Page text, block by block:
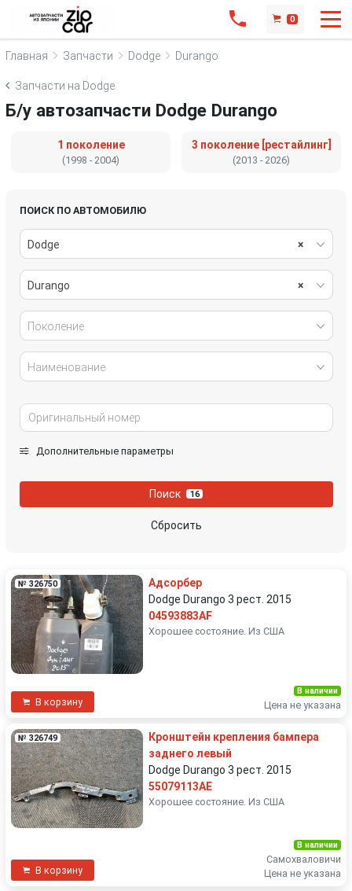
0
Главная Запчасти Dodge Durango
Запчасти на Dodge
Б/у автозапчасти Dodge Durango
1 поколение
(1998 - 2004)
3 поколение [рестайлинг]
(2013 - 2026)
ПОИСК ПО АВТОМОБИЛЮ
×
Dodge
×
Durango
Поколение
Наименование
Дополнительные параметры
Поиск 16
Сбросить
№ 326750
Адсорбер
Dodge Durango 3 рест. 2015
04593883AF
Хорошее состояние. Из США
В корзину
В наличии
Цена не указана
№ 326749
Кронштейн крепления бампера
заднего левый
Dodge Durango 3 рест. 2015
55079113AE
Хорошее состояние. Из США
В корзину
В наличии
Самохваловичи
Цена не указана